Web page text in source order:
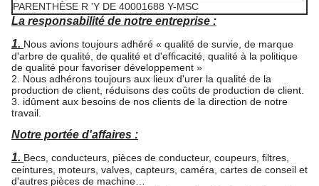
PARENTHÈSE R 'Y DE 40001688 Y-MSC
La responsabilité de notre entreprise :
1. Nous avions toujours adhéré « qualité de survie, de marque
d'arbre de qualité, de qualité et d'efficacité, qualité à la politique
de qualité pour favoriser développement »
2. Nous adhérons toujours aux lieux d'urer la qualité de la
production de client, réduisons des coûts de production de client.
3. idûment aux besoins de nos clients de la direction de notre
travail.
Notre portée d'affaires :
1. Becs, conducteurs, pièces de conducteur, coupeurs, filtres,
ceintures, moteurs, valves, capteurs, caméra, cartes de conseil et
d'autres pièces de machine…